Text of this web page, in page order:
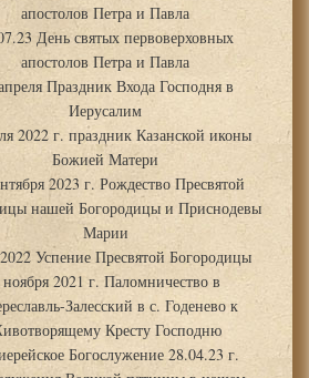
апостолов Петра и Павла
День святых первоверховных
апостолов Петра и Павла
Праздник Входа Господня в
Иерусалим
2022 г. праздник Казанской иконы
Божией Матери
2023 г. Рождество Пресвятой
нашей Богородицы и Приснодевы
Марии
Успение Пресвятой Богородицы
2021 г. Паломничество в
Залесский в с. Годенево к
Кресту Господню
Богослужение 28.04.23 г.